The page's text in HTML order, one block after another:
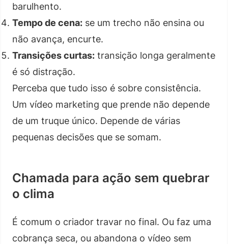
barulhento.
Tempo de cena: se um trecho não ensina ou
não avança, encurte.
Transições curtas: transição longa geralmente
é só distração.
Perceba que tudo isso é sobre consistência.
Um vídeo marketing que prende não depende
de um truque único. Depende de várias
pequenas decisões que se somam.
Chamada para ação sem quebrar
o clima
É comum o criador travar no final. Ou faz uma
cobrança seca, ou abandona o vídeo sem